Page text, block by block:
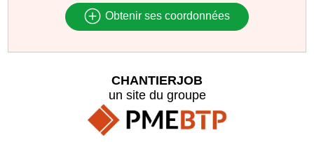
Obtenir ses coordonnées
CHANTIERJOB
un site du groupe